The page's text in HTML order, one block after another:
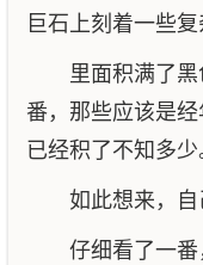
巨石上刻着一些复
里面积满了
番，那些应该是经
已经积了不知多少
如此想来，
仔细看了一番